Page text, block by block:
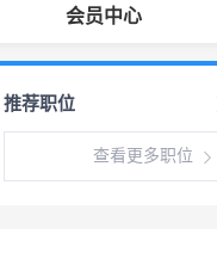
会员中心
推荐职位
查看更多职位